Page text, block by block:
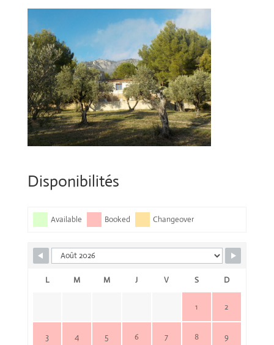
Disponibilités
Available Booked Changeover
L M M J V S D
1 2
3 4 5 6 7 8 9